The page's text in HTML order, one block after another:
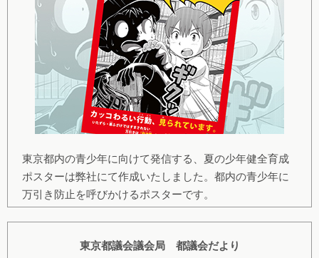
東京都内の青少年に向けて発信する、夏の少年健全育成
ポスターは弊社にて作成いたしました。都内の青少年に
万引き防止を呼びかけるポスターです。
東京都議会議会局 都議会だより